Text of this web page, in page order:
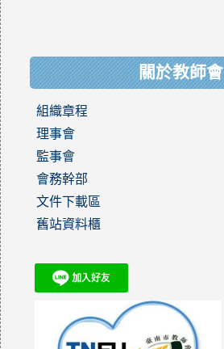
關於教師會
組織章程
理事會
監事會
會務幹部
文件下載區
舊站資料櫃